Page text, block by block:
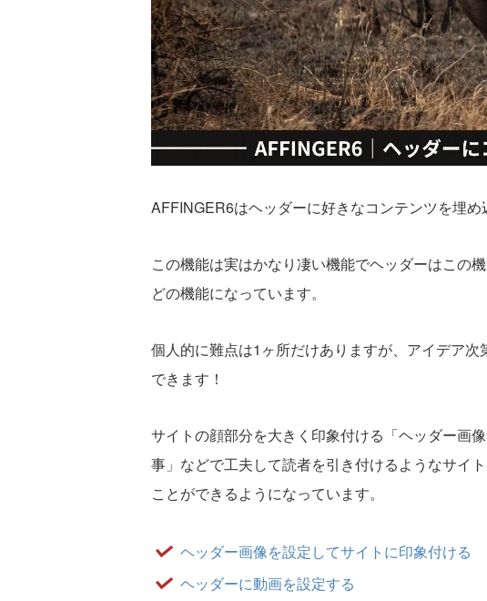
AFFINGER6はヘッダーに好きなコンテンツを埋め
この機能は実はかなり凄い機能でヘッダーはこの
どの機能になっています。
個人的に難点は1ヶ所だけありますが、アイデア
できます！
サイトの顔部分を大きく印象付ける「ヘッダー画
事」などで工夫して読者を引き付けるようなサイ
ことができるようになっています。
ヘッダー画像を設定してサイトに印象付ける
ヘッダーに動画を設定する